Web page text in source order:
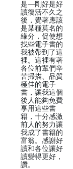
是—剛好是好
讀復活不久之
後，覺著應該
是某種莫名的
緣分，促使想
找些電子書的
我被帶到了這
裡。這裡有著
各位前輩們辛
苦掃描、品質
極佳的電子
書，讓我這個
後人能夠免費
享用這些書
籍，十分感激
前人的努力讓
我成了書籍的
富翁。感謝好
讀和各位讓好
讀變得更好，
讚。